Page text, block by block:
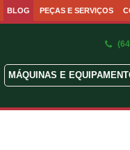
BLOG PEÇAS E SERVIÇOS
MÁQUINAS E